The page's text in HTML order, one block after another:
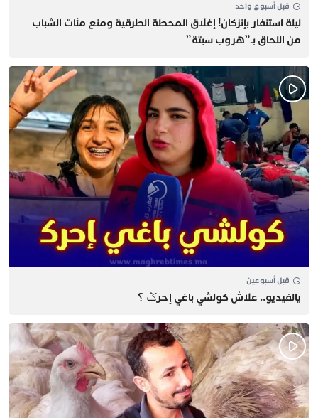
قبل أسبوع واحد
​ليلة استنفار بإنزكان! إغلاق المحطة الطرقية ومنع مئات الشباب
من اللحاق بـ”هروب سبتة”
قبل أسبوعين
يالفيديو.. علاش كولشي باغي إحرݣ ؟